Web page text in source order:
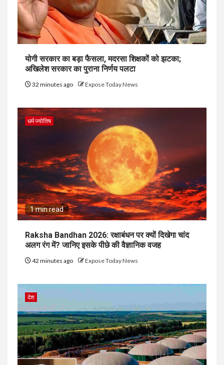
योगी सरकार का बड़ा फैसला, मदरसा शिक्षकों को झटका;
अखिलेश सरकार का पुराना निर्णय पलटा
32 minutes ago Expose Today News
धर्म ज्योतिष
1 min read
Raksha Bandhan 2026: रक्षाबंधन पर क्यों दिखेगा चांद
अलग रंग में? जानिए इसके पीछे की वैज्ञानिक वजह
42 minutes ago Expose Today News
देश